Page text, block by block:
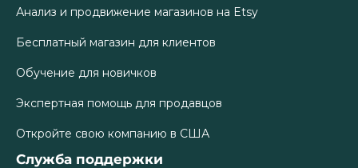
Анализ и продвижение магазинов на Etsy
Бесплатный магазин для клиентов
Обучение для новичков
Экспертная помощь для продавцов
Откройте свою компанию в США
Служба поддержки